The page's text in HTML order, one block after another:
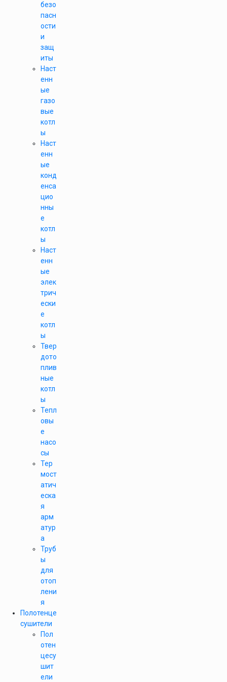
безо
пасн
ости
и
защ
иты
Наст
енн
ые
газо
вые
котл
ы
Наст
енн
ые
конд
енса
цио
нны
е
котл
ы
Наст
енн
ые
элек
трич
ески
е
котл
ы
Твер
дото
плив
ные
котл
ы
Тепл
овы
е
насо
сы
Тер
мост
атич
еска
я
арм
атур
а
Труб
ы
для
отоп
лени
я
Полотенце
сушители
Пол
отен
цесу
шит
ели